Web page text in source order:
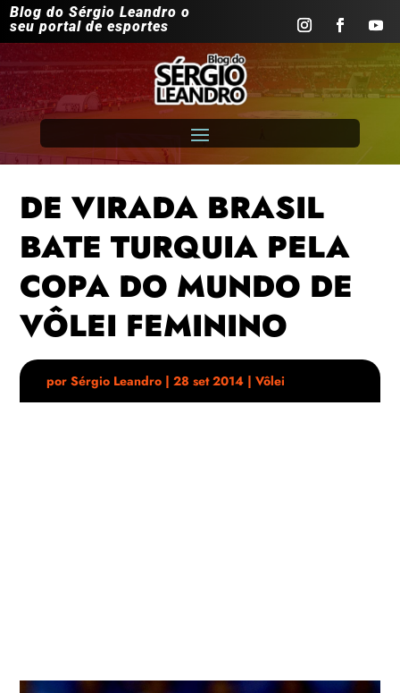
Blog do Sérgio Leandro o
seu portal de esportes
DE VIRADA BRASIL
BATE TURQUIA PELA
COPA DO MUNDO DE
VÔLEI FEMININO
porSérgio Leandro |28 set 2014 |Vôlei